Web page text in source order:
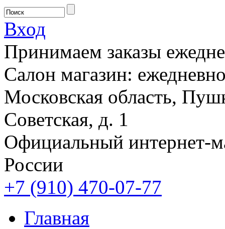
Вход
Принимаем заказы
Салон магазин:
Московская область,
Советская, д. 1
Официальный интернет-
России
+7 (910) 470-07-77
Главная